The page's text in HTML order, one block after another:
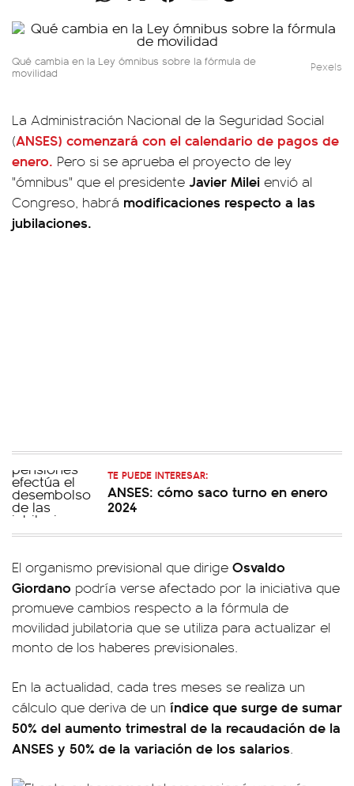
Qué cambia en la Ley ómnibus sobre la fórmula de
movilidad Pexels
La Administración Nacional de la Seguridad Social
(ANSES) comenzará con el calendario de pagos de
enero. Pero si se aprueba el proyecto de ley
"ómnibus" que el presidente Javier Milei envió al
Congreso, habrá modificaciones respecto a las
jubilaciones.
TE PUEDE INTERESAR:
ANSES: cómo saco turno en enero
2024
El organismo previsional que dirige Osvaldo
Giordano podría verse afectado por la iniciativa que
promueve cambios respecto a la fórmula de
movilidad jubilatoria que se utiliza para actualizar el
monto de los haberes previsionales.
En la actualidad, cada tres meses se realiza un
cálculo que deriva de un índice que surge de sumar
50% del aumento trimestral de la recaudación de la
ANSES y 50% de la variación de los salarios.